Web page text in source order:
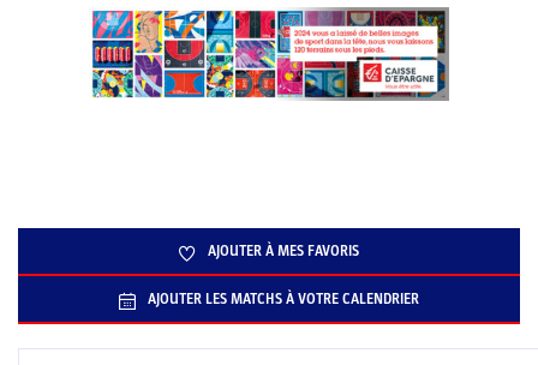
AJOUTER À MES FAVORIS
AJOUTER LES MATCHS À VOTRE CALENDRIER